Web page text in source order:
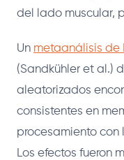
del lado muscular,
Un metaanálisis de
(Sandkühler et al.)
aleatorizados
consistentes en
procesamiento
Los efectos fueron